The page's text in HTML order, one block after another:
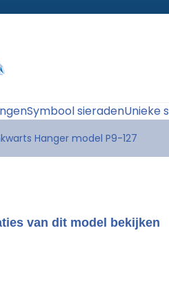
Symbool sieradenUnieke
Hanger model P9-127
van dit model bekijken